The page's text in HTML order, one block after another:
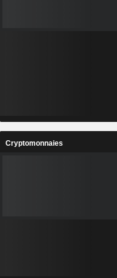
Cryptomonnaies